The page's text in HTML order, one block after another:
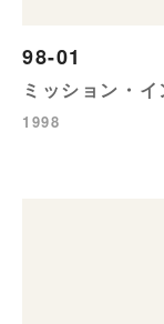
98-01
ミッション・
1998